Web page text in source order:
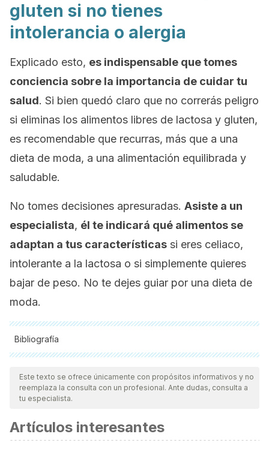
gluten si no tienes
intolerancia o alergia
Explicado esto, es indispensable que tomes
conciencia sobre la importancia de cuidar tu
salud. Si bien quedó claro que no correrás peligro
si eliminas los alimentos libres de lactosa y gluten,
es recomendable que recurras, más que a una
dieta de moda, a una alimentación equilibrada y
saludable.
No tomes decisiones apresuradas. Asiste a un
especialista, él te indicará qué alimentos se
adaptan a tus características si eres celiaco,
intolerante a la lactosa o si simplemente quieres
bajar de peso. No te dejes guiar por una dieta de
moda.
Bibliografía
Todas las fuentes citadas fueron revisadas a profundidad por
nuestro equipo, para asegurar su calidad, confiabilidad,
vigencia y validez.La bibliografía de este artículo fue
científica.
Romero Velarde E., Delgado Franco D., García Gutiérrez M.,
Este texto se ofrece únicamente con propósitos informativos y no
reemplaza la consulta con un profesional. Ante dudas, consulta a
tu especialista.
Artículos interesantes